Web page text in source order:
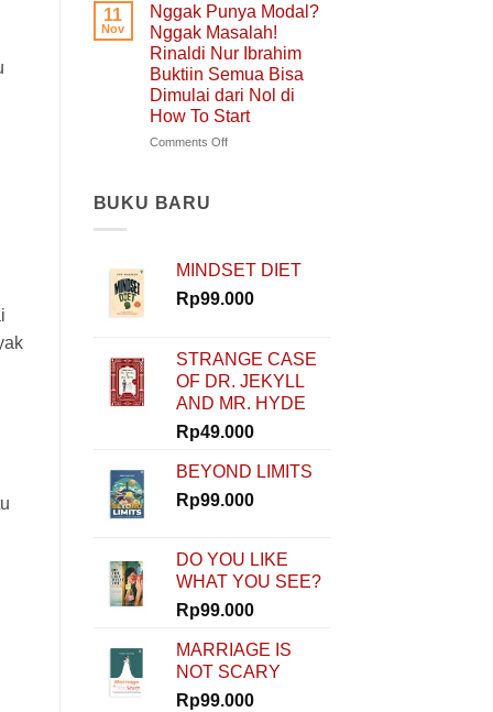
Mengajar
di
Polandia
Tapi
Niat:
Kisah
Rinaldi
Nur
Ibrahim
dan
11
Nov
Nggak Punya Modal?
Nggak Masalah!
Rinaldi Nur Ibrahim
Buktiin Semua Bisa
Dimulai dari Nol di
How To Start
Comments Offon
Nur
Ibrahim
Buktiin
Dimulai
dari
Nol
How
Start
BUKU BARU
MINDSET DIET
Rp99.000
STRANGE CASE
OF DR. JEKYLL
AND MR. HYDE
Rp49.000
BEYOND LIMITS
Rp99.000
DO YOU LIKE
WHAT YOU SEE?
Rp99.000
MARRIAGE IS
NOT SCARY
Rp99.000